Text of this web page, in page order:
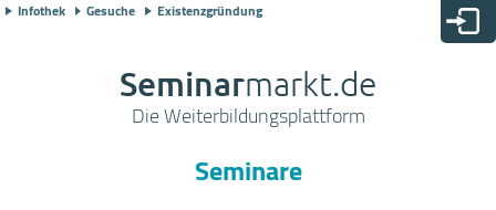
Infothek Gesuche Existenzgründung
Seminarmarkt.de
Die Weiterbildungsplattform
Seminare